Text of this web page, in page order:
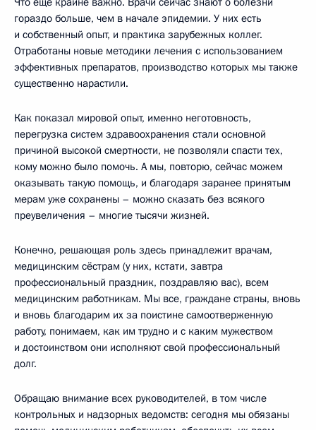
гораздо больше, чем в начале эпидемии. У них есть
и собственный опыт, и практика зарубежных коллег.
Отработаны новые методики лечения с использованием
эффективных препаратов, производство которых мы также
существенно нарастили.
Как показал мировой опыт, именно неготовность,
перегрузка систем здравоохранения стали основной
причиной высокой смертности, не позволяли спасти тех,
кому можно было помочь. А мы, повторю, сейчас можем
оказывать такую помощь, и благодаря заранее принятым
мерам уже сохранены – можно сказать без всякого
преувеличения – многие тысячи жизней.
Конечно, решающая роль здесь принадлежит врачам,
медицинским сёстрам (у них, кстати, завтра
профессиональный праздник, поздравляю вас), всем
медицинским работникам. Мы все, граждане страны, вновь
и вновь благодарим их за поистине самоотверженную
работу, понимаем, как им трудно и с каким мужеством
и достоинством они исполняют свой профессиональный
долг.
Обращаю внимание всех руководителей, в том числе
контрольных и надзорных ведомств: сегодня мы обязаны